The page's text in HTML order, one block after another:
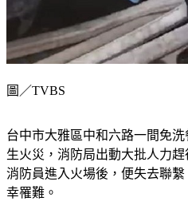
圖／TVBS
台中市大雅區中和六路一間免
生火災，消防局出動大批人力
消防員進入火場後，便失去聯
幸罹難。